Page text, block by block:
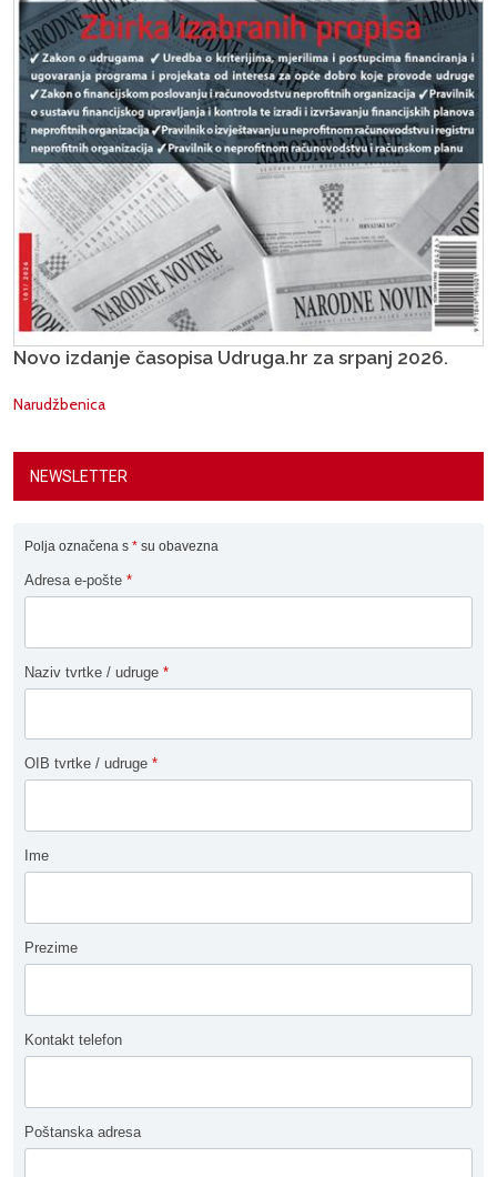
Novo izdanje časopisa Udruga.hr za srpanj 2026.
Narudžbenica
NEWSLETTER
Polja označena s * su obavezna
Adresa e-pošte *
Naziv tvrtke / udruge *
OIB tvrtke / udruge *
Ime
Prezime
Kontakt telefon
Poštanska adresa